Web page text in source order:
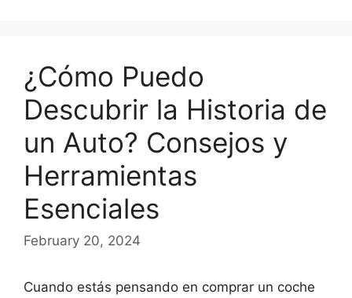
¿Cómo Puedo
Descubrir la Historia de
un Auto? Consejos y
Herramientas
Esenciales
February 20, 2024
Cuando estás pensando en comprar un coche